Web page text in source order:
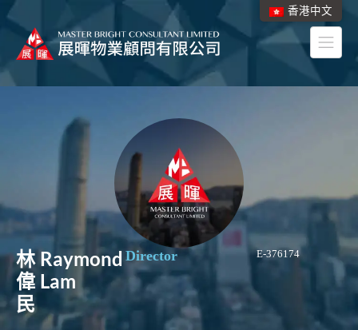
林
偉
民
Raymond
Lam
Director E-376174
香港中文